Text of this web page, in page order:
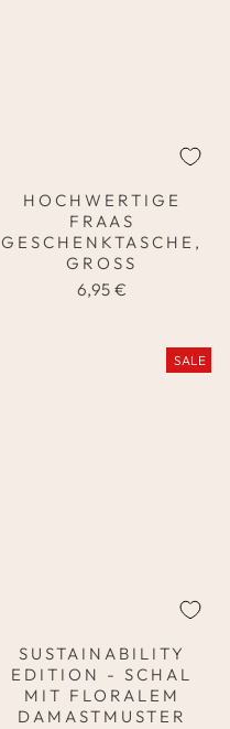
HOCHWERTIGE
FRAAS
GESCHENKTASCHE,
GROSS
6,95 €
SALE
SUSTAINABILITY
EDITION - SCHAL
MIT FLORALEM
DAMASTMUSTER